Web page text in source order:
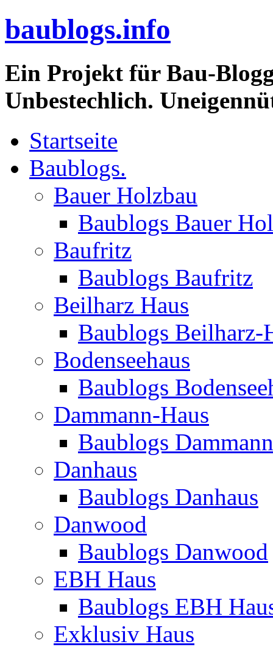
baublogs.info
Ein Projekt für Bau-
Unbestechlich.
Startseite
Baublogs.
Bauer Holzbau
Baublogs Bauer
Baufritz
Baublogs Baufritz
Beilharz Haus
Baublogs Beilharz-
Bodenseehaus
Baublogs
Dammann-Haus
Baublogs
Danhaus
Baublogs Danhaus
Danwood
Baublogs Danwood
EBH Haus
Baublogs EBH
Exklusiv Haus